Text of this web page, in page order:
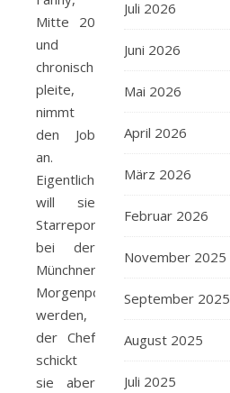
Mitte 20
und
chronisch
pleite,
nimmt
den Job
an.
Eigentlich
will sie
Starreporterin
bei der
Münchner
Morgenpost
werden,
der Chef
schickt
sie aber
Juli 2026
Juni 2026
Mai 2026
April 2026
März 2026
Februar 2026
November 2025
September 2025
August 2025
Juli 2025